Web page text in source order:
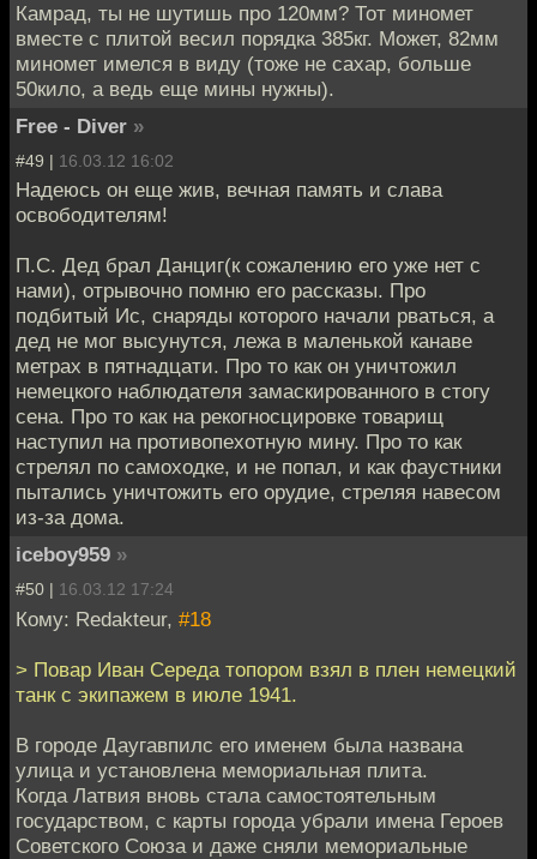
Камрад, ты не шутишь про 120мм? Тот миномет
вместе с плитой весил порядка 385кг. Может, 82мм
миномет имелся в виду (тоже не сахар, больше
50кило, а ведь еще мины нужны).
Free - Diver »
#49 | 16.03.12 16:02
Надеюсь он еще жив, вечная память и слава
освободителям!
П.С. Дед брал Данциг(к сожалению его уже нет с
нами), отрывочно помню его рассказы. Про
подбитый Ис, снаряды которого начали рваться, а
дед не мог высунутся, лежа в маленькой канаве
метрах в пятнадцати. Про то как он уничтожил
немецкого наблюдателя замаскированного в стогу
сена. Про то как на рекогносцировке товарищ
наступил на противопехотную мину. Про то как
стрелял по самоходке, и не попал, и как фаустники
пытались уничтожить его орудие, стреляя навесом
из-за дома.
iceboy959 »
#50 | 16.03.12 17:24
Кому: Redakteur, #18
> Повар Иван Середа топором взял в плен немецкий
танк с экипажем в июле 1941.
В городе Даугавпилс его именем была названа
улица и установлена мемориальная плита.
Когда Латвия вновь стала самостоятельным
государством, с карты города убрали имена Героев
Советского Союза и даже сняли мемориальные